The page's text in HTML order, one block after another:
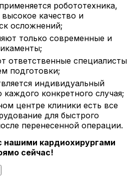
робототехника,
качество и
осложнений;
только современные и
ответственные специалисты
подготовки;
индивидуальный
конкретного случая;
центре клиники есть все
для быстрого
перенесенной операции.
нашими кардиохирургами
сейчас!